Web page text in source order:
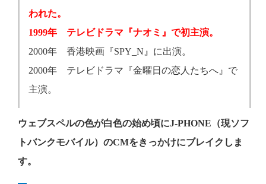
われた。
1999年 テレビドラマ『ナオミ』で初主演。
2000年 香港映画『SPY_N』に出演。
2000年 テレビドラマ『金曜日の恋人たちへ』で
主演。
ウェブスペルの色が白色の始め頃にJ-PHONE（現ソフ
トバンクモバイル）のCMをきっかけにブレイクしま
す。